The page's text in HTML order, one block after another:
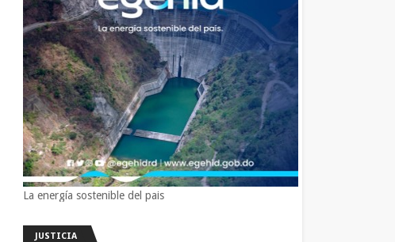
La energía sostenible del pais
JUSTICIA